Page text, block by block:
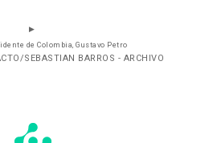
de Colombia, Gustavo Petro
SEBASTIAN BARROS - ARCHIVO